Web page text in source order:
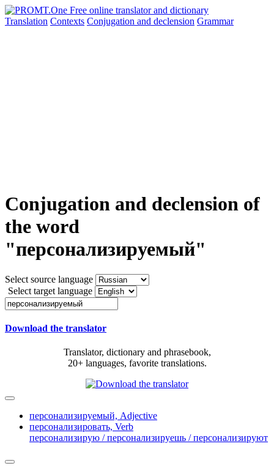
Translation Contexts Conjugation and declension Grammar
Conjugation and declension of
the word
"персонализируемый"
Select source language
Select target language
Download the translator
Translator, dictionary and phrasebook,
20+ languages, favorite translations.
персонализируемый, Adjective
персонализировать, Verb
персонализирую / персонализируешь / персонализируют